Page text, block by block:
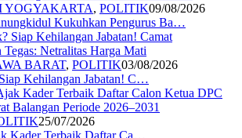
YOGYAKARTA, POLITIK09/08/2026
Kukuhkan Pengurus Ba…
BARAT, POLITIK03/08/2026
Kehilangan Jabatan! C…
25/07/2026
Kader Terbaik Daftar Ca…